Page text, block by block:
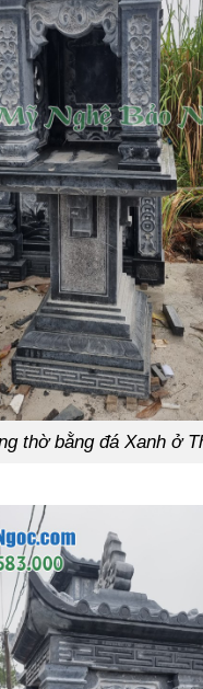
thờ bằng đá Xanh ở